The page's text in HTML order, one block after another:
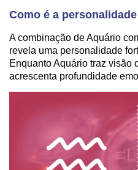
Como é a
A combinação de Aquário
revela uma personalidade
Enquanto Aquário traz visão
acrescenta profundidade